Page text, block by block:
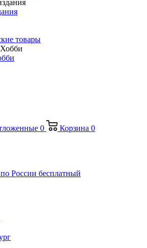
товары
0 Корзина 0
России бесплатный